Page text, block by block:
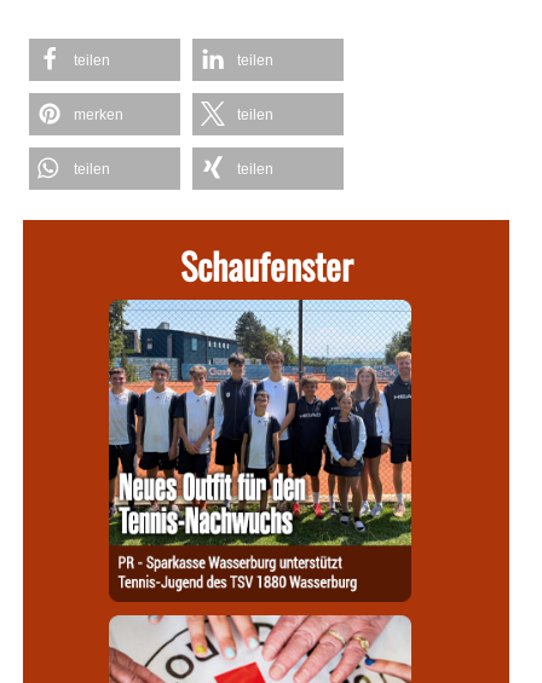
teilen teilen
merken teilen
teilen teilen
Schaufenster